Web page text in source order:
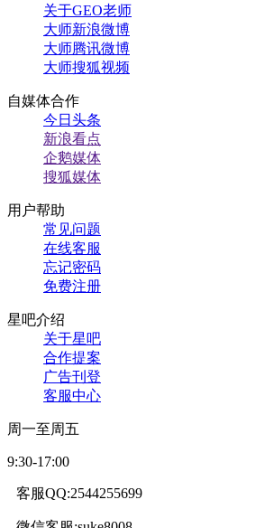
关于GEO老师
大师新浪微博
大师腾讯微博
大师搜狐视频
自媒体合作
今日头条
新浪看点
企鹅媒体
搜狐媒体
用户帮助
常见问题
在线客服
忘记密码
免费注册
星吧介绍
关于星吧
合作提案
广告刊登
客服中心
周一至周五
9:30-17:00
客服QQ:2544255699